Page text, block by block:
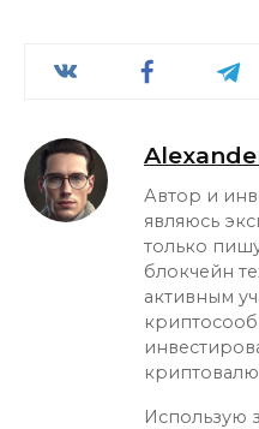
Автор и
являюсь
только
блокчейн
активным
Использую